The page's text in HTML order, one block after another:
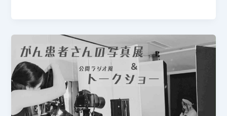
e
b
o
o
k
y
Li
n
k